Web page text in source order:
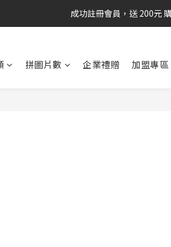
成功註冊會員，送 200元
拼圖片數 企業禮贈 加盟專區